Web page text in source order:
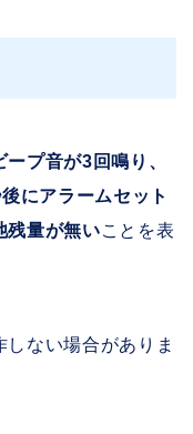
ープ音が3回鳴り、
にアラームセット
残量が無いことを表
ない場合がありま